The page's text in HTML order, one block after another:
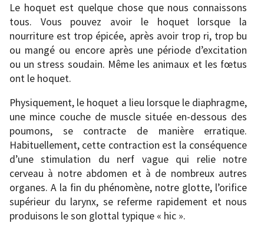
Le hoquet est quelque chose que nous connaissons
tous. Vous pouvez avoir le hoquet lorsque la
nourriture est trop épicée, après avoir trop ri, trop bu
ou mangé ou encore après une période d’excitation
ou un stress soudain. Même les animaux et les fœtus
ont le hoquet.
Physiquement, le hoquet a lieu lorsque le diaphragme,
une mince couche de muscle située en-dessous des
poumons, se contracte de manière erratique.
Habituellement, cette contraction est la conséquence
d’une stimulation du nerf vague qui relie notre
cerveau à notre abdomen et à de nombreux autres
organes. A la fin du phénomène, notre glotte, l’orifice
supérieur du larynx, se referme rapidement et nous
produisons le son glottal typique « hic ».